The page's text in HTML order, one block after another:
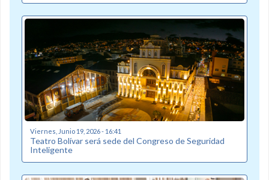
Viernes, Junio 19, 2026 - 16:41
Teatro Bolívar será sede del Congreso de Seguridad
Inteligente